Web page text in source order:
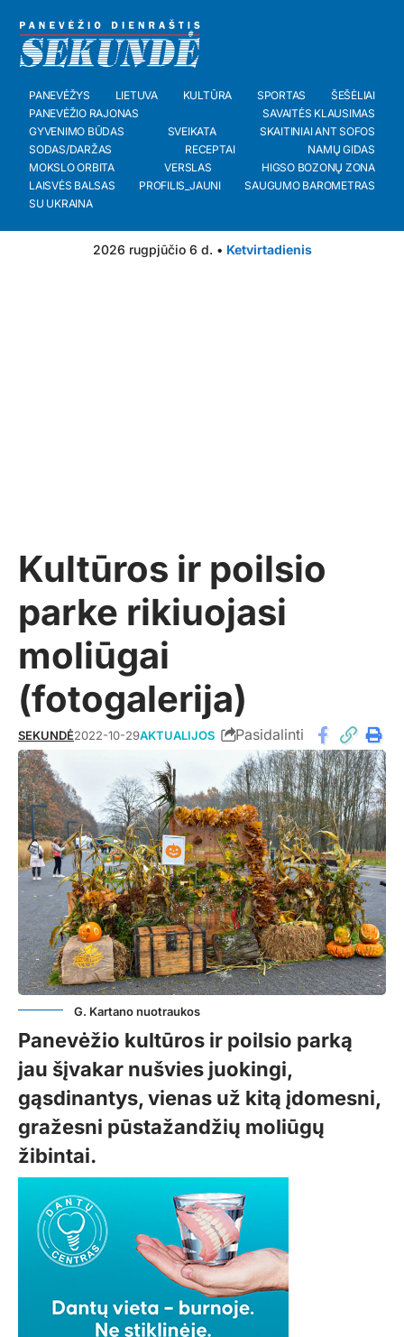
PANEVĖŽYS LIETUVA KULTŪRA SPORTAS
ŠEŠĖLIAI
PANEVĖŽIO RAJONAS
SAVAITĖS KLAUSIMAS
GYVENIMO BŪDAS
SVEIKATA
SKAITINIAI ANT SOFOS
SODAS/DARŽAS
RECEPTAI
NAMŲ GIDAS
MOKSLO ORBITA
VERSLAS
HIGSO BOZONŲ ZONA
LAISVĖS BALSAS
PROFILIS_JAUNI
SAUGUMO BAROMETRAS
SU UKRAINA
2026 rugpjūčio 6 d. • Ketvirtadienis
Kultūros ir poilsio
parke rikiuojasi
moliūgai
(fotogalerija)
SEKUNDĖ2022-10-29AKTUALIJOS Pasidalinti
G. Kartano nuotraukos
Panevėžio kultūros ir poilsio parką
jau šįvakar nušvies juokingi,
gąsdinantys, vienas už kitą įdomesni,
gražesni pūstažandžių moliūgų
žibintai.